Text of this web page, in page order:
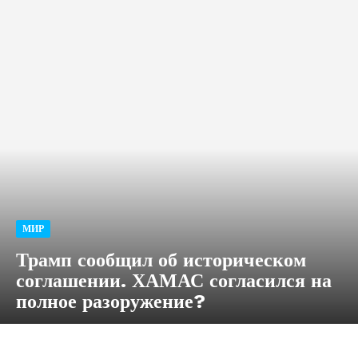
МИР
Трамп сообщил об историческом
соглашении. ХАМАС согласился на
полное разоружение?